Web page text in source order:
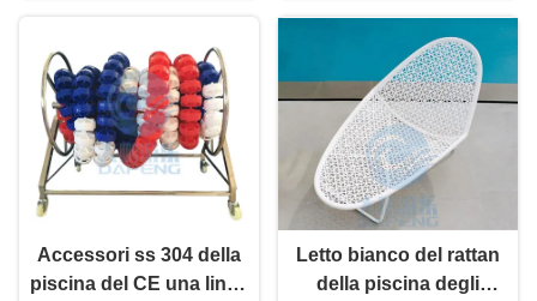
Accessori ss 304 della
piscina del CE una linea
Letto bianco del rattan
della piscina degli